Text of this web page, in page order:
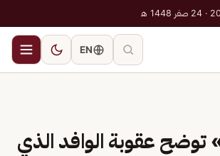
EN
توضح عقوبة الوافد الذي